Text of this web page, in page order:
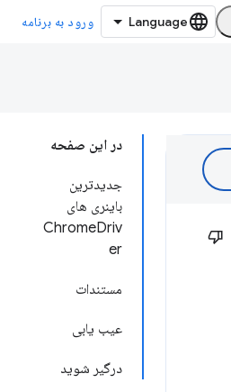
ورود به برنامه
در این صفحه
جدیدترین
باینری های
ChromeDriv
er
مستندات
عیب یابی
درگیر شوید